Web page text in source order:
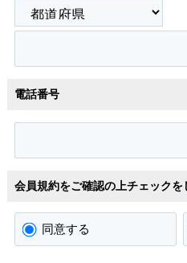
電話番号
会員規約をご確認の上チェックを
同意する